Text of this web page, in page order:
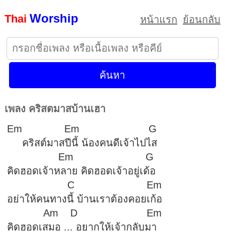
Thai Worship หน้าแรก ย้อนกลับ
เพลง คริสตมาสบ้านเฮา
Em Em G
คริสต์มาสปีนี้ น้องคนดีเจ้าไปไส
Em G
คิดฮอดเจ้าหลาย คิดฮอดเจ้าอยู่เด้อ
C Em
อย่าให้คนทางนี้ บ้านเราต้องคอยเก้อ
Am D Em
คิดฮอดเสมอ ... อยากให้เจ้ากลับมา